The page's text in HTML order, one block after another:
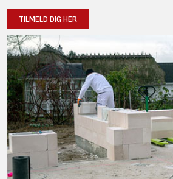
TILMELD DIG HER